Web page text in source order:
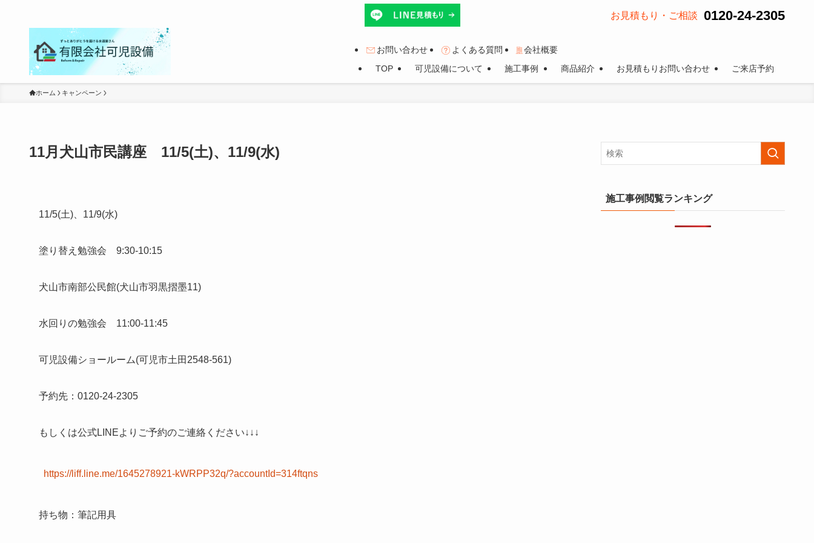
TOP 可児設備について 施工事例 商品紹介 お見積もりお問い合わせ ご来店予約
お見積もり・ご相談 0120-24-2305
お問い合わせ よくある質問 会社概要
ホーム キャンペーン
11月犬山市民講座 11/5(土)、11/9(水)
11/5(土)、11/9(水)
塗り替え勉強会 9:30-10:15
犬山市南部公民館(犬山市羽黒摺墨11)
水回りの勉強会 11:00-11:45
可児設備ショールーム(可児市土田2548-561)
予約先：0120-24-2305
もしくは公式LINEよりご予約のご連絡ください↓↓↓
https://liff.line.me/1645278921-kWRPP32q/?accountId=314ftqns
持ち物：筆記用具
施工事例閲覧ランキング